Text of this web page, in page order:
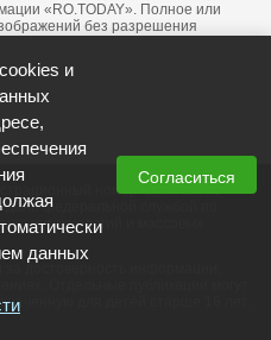
«RO.TODAY». Полное или
без разрешения
номер СМИ: ЭЛ №
федеральной службой по
технологий и массовых
за достоверность информации,
Отдельные публикации могут
для детей старше 16 лет.
и
данных
Согласиться